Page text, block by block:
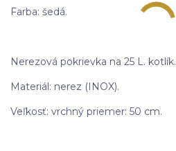
Farba: šedá.
Nerezová pokrievka na 25 L. kotlík.
Materiál: nerez (INOX).
Veľkosť: vrchný priemer: 50 cm.